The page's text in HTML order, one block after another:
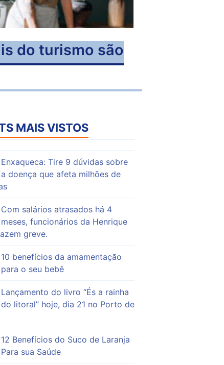
do turismo são
MAIS VISTOS
Enxaqueca: Tire 9 dúvidas sobre
a doença que afeta milhões de
Com salários atrasados há 4
meses, funcionários da Henrique
greve.
10 benefícios da amamentação
para o seu bebê
Lançamento do livro “És a rainha
do litoral” hoje, dia 21 no Porto de
12 Benefícios do Suco de Laranja
Para sua Saúde